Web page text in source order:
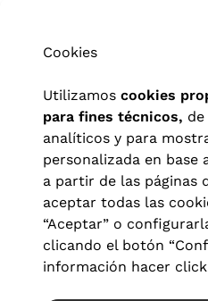
Aviso legal| Política de
Política de cookies|
Cookies
Utilizamos cookies
para fines técnicos,
analíticos y para
personalizada en base
a partir de las páginas
aceptar todas las
“Aceptar” o
clicando el botón
información hacer